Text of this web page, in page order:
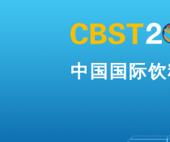
中国国际